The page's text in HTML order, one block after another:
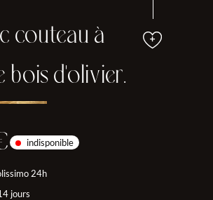
couteau à
bois d'olivier.
indisponible
24h
jours